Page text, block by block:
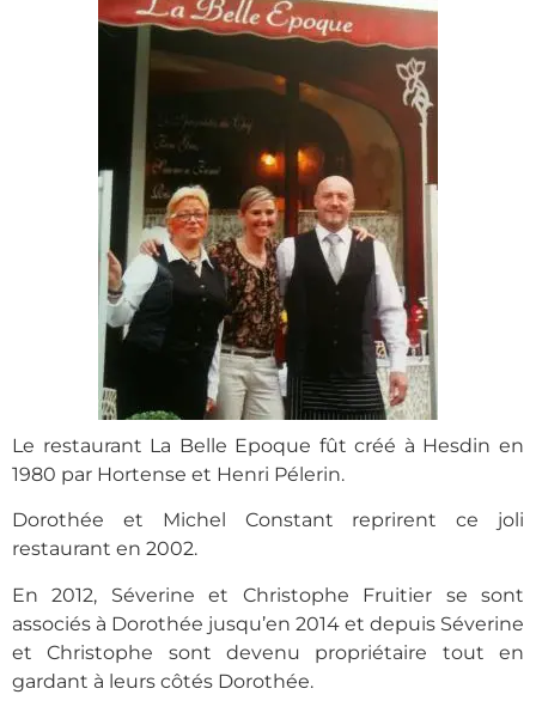
Le restaurant La Belle Epoque fût créé à Hesdin en
1980 par Hortense et Henri Pélerin.
Dorothée et Michel Constant reprirent ce joli
restaurant en 2002.
En 2012, Séverine et Christophe Fruitier se sont
associés à Dorothée jusqu’en 2014 et depuis Séverine
et Christophe sont devenu propriétaire tout en
gardant à leurs côtés Dorothée.